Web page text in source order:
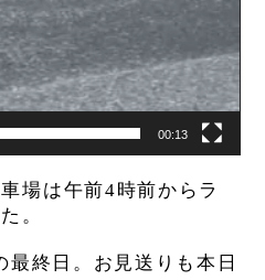
00:13
場は午前4時前からラ
。
最終日。お見送りも本日